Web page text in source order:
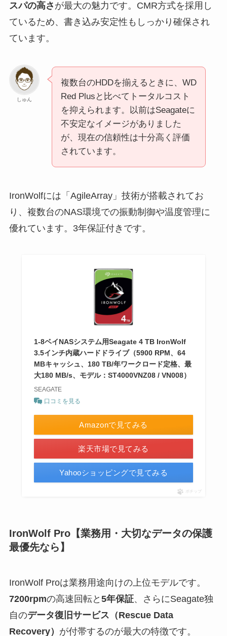
スパの高さ が最大の魅力です。CMR方式を採用し
ているため、書き込み安定性もしっかり確保され
ています。
しゅん
複数台のHDDを揃えるときに、WD
Red Plusと比べてトータルコスト
を抑えられます。以前はSeagateに
不安定なイメージがありました
が、現在の信頼性は十分高く評価
されています。
IronWolfには「AgileArray」技術が搭載されてお
り、複数台のNAS環境での振動制御や温度管理に
優れています。3年保証付きです。
1-8ベイNASシステム用Seagate 4 TB IronWolf
3.5インチ内蔵ハードドライブ（5900 RPM、64
MBキャッシュ、180 TB/年ワークロード定格、最
大180 MB/s、モデル：ST4000VNZ08 / VN008）
SEAGATE
口コミを見る
Amazonで見てみる
楽天市場で見てみる
Yahooショッピングで見てみる
ポチップ
IronWolf Pro【業務用・大切なデータの保護
最優先なら】
IronWolf Proは業務用途向けの上位モデルです。
7200rpmの高速回転と 5年保証、さらにSeagate独
自のデータ復旧サービス（Rescue Data
Recovery） が付帯するのが最大の特徴です。